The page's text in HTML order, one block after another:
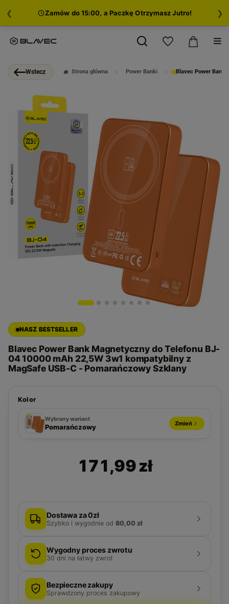
Zamów do 15:00, a Paczkę Otrzymasz Jutro!
❮ ❯
Strona główna Power Banki Blavec Power Bank
NASZ BESTSELLER
Blavec Power Bank Magnetyczny do Telefonu BJ-
04 10000 mAh 22,5W 3w1 kompatybilny z
MagSafe USB-C - Pomarańczowy Szklany
Kolor
Granatowy
Wybrany wariant
Pomarańczowy Zmień
171,99 zł
Dostawa za 0zł
Szybko i wygodnie od 80,00 zł
Wygodny proces zwrotu
30 dni na łatwy zwrot
Bezpieczne zakupy
Sprawdzony proces zakupowy